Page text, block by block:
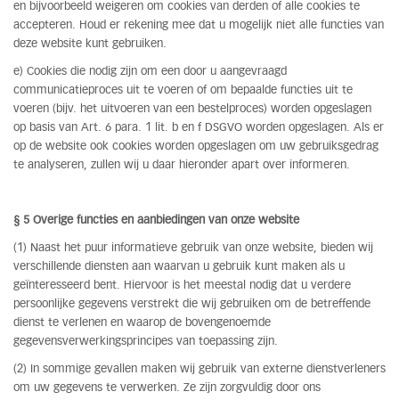
en bijvoorbeeld weigeren om cookies van derden of alle cookies te
accepteren. Houd er rekening mee dat u mogelijk niet alle functies van
deze website kunt gebruiken.
e) Cookies die nodig zijn om een door u aangevraagd
communicatieproces uit te voeren of om bepaalde functies uit te
voeren (bijv. het uitvoeren van een bestelproces) worden opgeslagen
op basis van Art. 6 para. 1 lit. b en f DSGVO worden opgeslagen. Als er
op de website ook cookies worden opgeslagen om uw gebruiksgedrag
te analyseren, zullen wij u daar hieronder apart over informeren.
§ 5 Overige functies en aanbiedingen van onze website
(1) Naast het puur informatieve gebruik van onze website, bieden wij
verschillende diensten aan waarvan u gebruik kunt maken als u
geïnteresseerd bent. Hiervoor is het meestal nodig dat u verdere
persoonlijke gegevens verstrekt die wij gebruiken om de betreffende
dienst te verlenen en waarop de bovengenoemde
gegevensverwerkingsprincipes van toepassing zijn.
(2) In sommige gevallen maken wij gebruik van externe dienstverleners
om uw gegevens te verwerken. Ze zijn zorgvuldig door ons